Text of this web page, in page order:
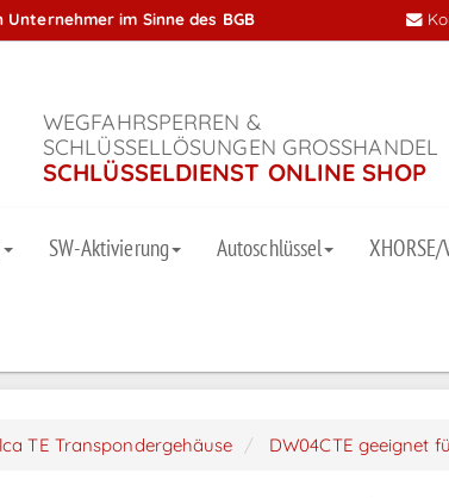
im Sinne des BGB
WEGFAHRSPERREN &
SCHLÜSSELLÖSUNGEN GROSSHANDEL
SCHLÜSSELDIENST ONLINE SHOP
SW-Aktivierung Autoschlüssel
TE Transpondergehäuse DW04CTE geeignet